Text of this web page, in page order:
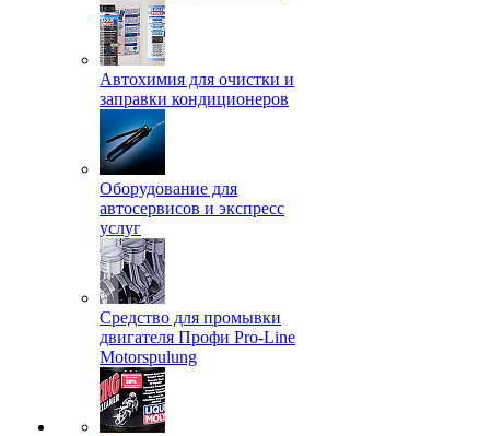
Автохимия для очистки и
заправки кондиционеров
Оборудование для
автосервисов и экспресс
услуг
Средство для промывки
двигателя Профи Pro-Line
Motorspulung